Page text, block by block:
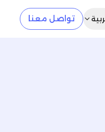
تواصل معنا